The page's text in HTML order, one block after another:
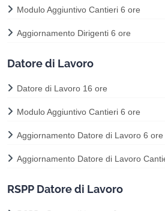
Modulo Aggiuntivo Cantieri 6 ore
Aggiornamento Dirigenti 6 ore
Datore di Lavoro
Datore di Lavoro 16 ore
Modulo Aggiuntivo Cantieri 6 ore
Aggiornamento Datore di Lavoro 6 ore
Aggiornamento Datore di Lavoro
RSPP Datore di Lavoro